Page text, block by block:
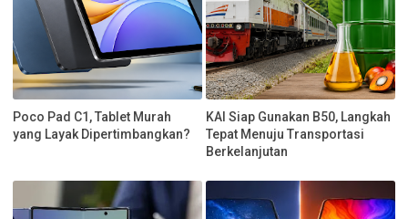
Poco Pad C1, Tablet Murah
yang Layak Dipertimbangkan?
KAI Siap Gunakan B50, Langkah
Tepat Menuju Transportasi
Berkelanjutan